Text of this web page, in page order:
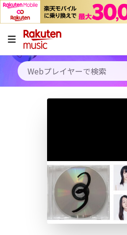
キャンペーン
料金プラン
使い方